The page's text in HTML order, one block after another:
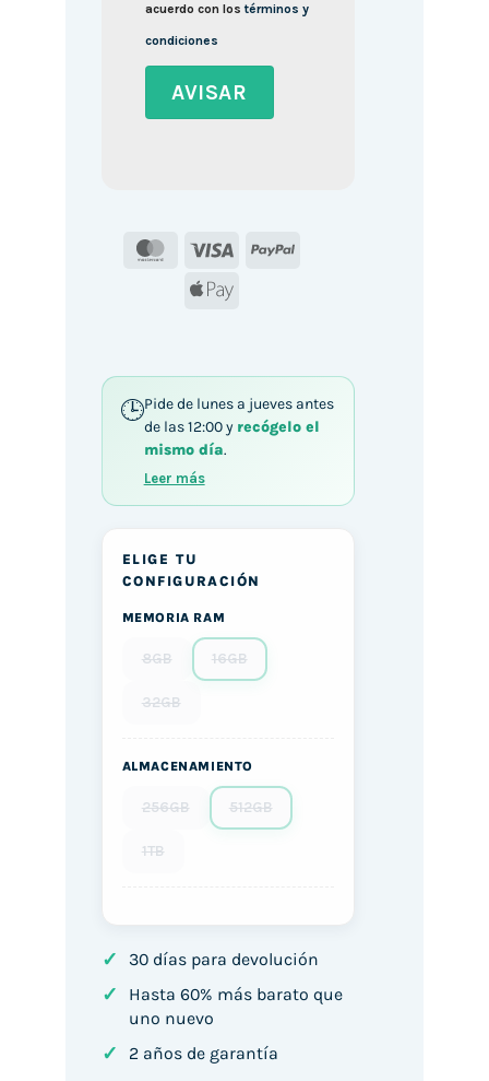
acuerdo con lostérminos y
condiciones
MasterCard
Visa
PayPal
Apple
Pide de lunes a jueves antes
de las 12:00 y recógelo el
mismo día.
Leer más
ELIGE TU
CONFIGURACIÓN
MEMORIA RAM
8GB 16GB
32GB
ALMACENAMIENTO
256GB 512GB
1TB
✓ 30 días para devolución
✓
Hasta 60% más barato que
uno nuevo
✓ 2 años de garantía